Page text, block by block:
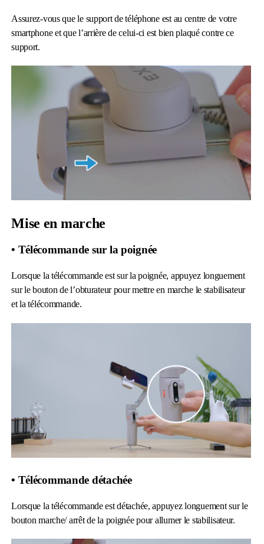
Assurez-vous que le support de téléphone est au centre de votre
smartphone et que l’arrière de celui-ci est bien plaqué contre ce
support.
Mise en marche
• Télécommande sur la poignée
Lorsque la télécommande est sur la poignée, appuyez longuement
sur le bouton de l’obturateur pour mettre en marche le stabilisateur
et la télécommande.
• Télécommande détachée
Lorsque la télécommande est détachée, appuyez longuement sur le
bouton marche/ arrêt de la poignée pour allumer le stabilisateur.